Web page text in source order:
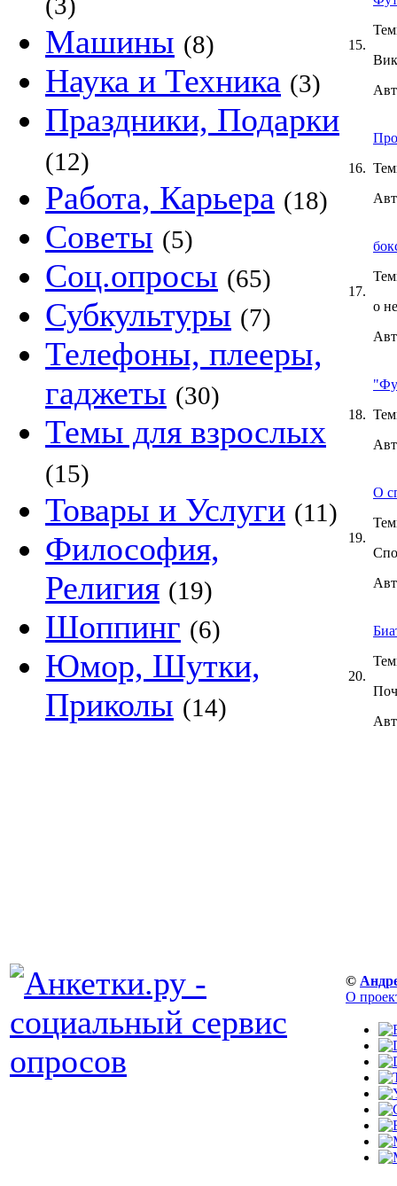
Машины (8)
Наука и Техника (3)
Праздники, Подарки
(12)
Работа, Карьера (18)
Советы (5)
Соц.опросы (65)
Субкультуры (7)
Телефоны, плееры,
гаджеты (30)
Темы для взрослых
(15)
Товары и Услуги (11)
Философия,
Религия (19)
Шоппинг (6)
Юмор, Шутки,
Приколы (14)
15.
16.
17.
о
18.
19.
О
20.
©
О